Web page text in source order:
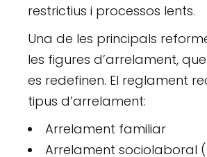
restrictius i processos lents.
Una de les principals
les figures d’arrelament,
es redefinen. El reglament
tipus d’arrelament:
Arrelament familiar
Arrelament sociolaboral